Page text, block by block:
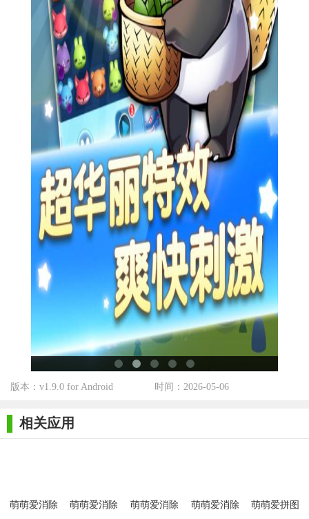
1.还有各种神奇的道具，助你一路冲关闯到底
2.超丰富的玩法组合，多达150关的超长挑战
3.Q萌可爱的美术风格，超精美的游戏画面
4.超萌有爱的小宠物们，陪你任性萌萌哒
【游戏测评】
1.轻松滑动手指即可操作，玩法简单易上手，清新可爱的高清
画质，q萌可爱的画风，老少皆宜。
2.精彩有趣的游戏关卡，伴随各种不同的障碍，难度逐步升
级，挑战你的极限。
3.场景清新，特效华丽：清新的藤蔓场景,明晰的面板设计,华
丽爽快的特效效果,定会陪您度过欢乐休闲时光~
4.上手简单，有趣休闲：休闲三消玩法,轻移指尖,即享畅快!综
合性轻松消除，多关卡挑战，日常休闲必备手游你不容错过
5.史诗关卡，等你来战：BOSS守护着宝藏，会时不时的给你
造成消除干扰，快速的消除加上强大的宠物和装备才有机会击败
6.玩法丰富，创意无限：4大关卡类型、40余种障碍设计、
300多个精心设计的关卡(持续更新中)，每一关都竭力给您带来极
致消除体验！
版本：v1.9.0 for Android 时间：2026-05-06
相关应用
萌萌爱消除
萌萌爱消除
萌萌爱消除
萌萌爱消除
萌萌爱拼图